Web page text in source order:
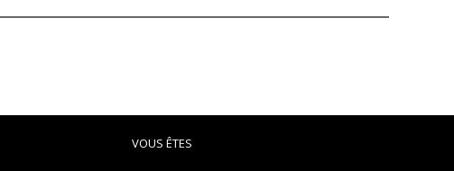
VOUS ÊTES